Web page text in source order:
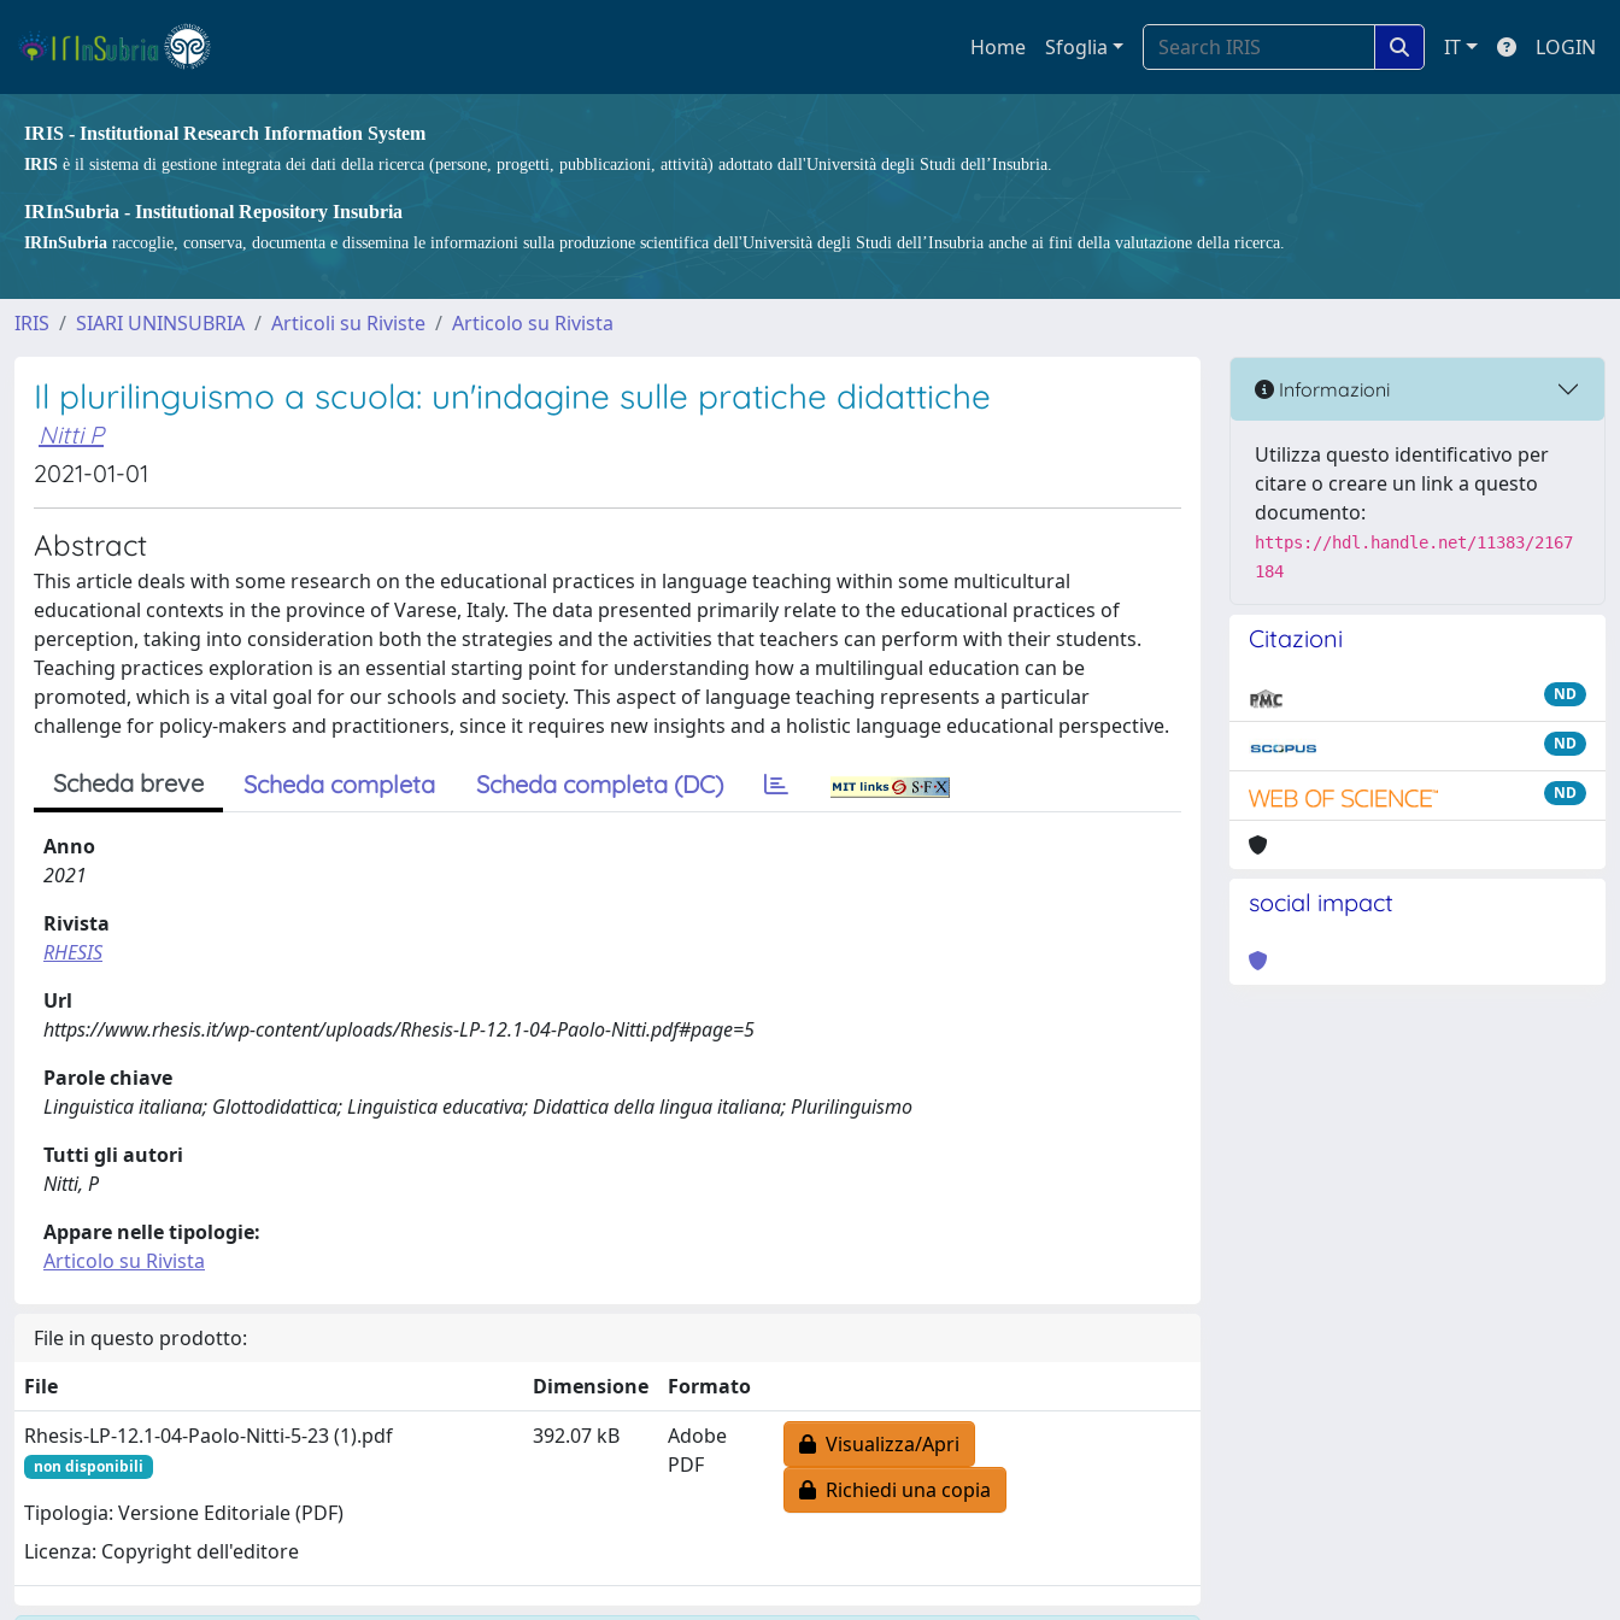
Home Sfoglia IT LOGIN
IRIS - Institutional Research Information System
IRIS è il sistema di gestione integrata dei dati della ricerca (persone, progetti, pubblicazioni, attività) adottato dall'Università degli Studi dell’Insubria.
IRInSubria - Institutional Repository Insubria
IRInSubria raccoglie, conserva, documenta e dissemina le informazioni sulla produzione scientifica dell'Università degli Studi dell’Insubria anche ai fini della valutazione della ricerca.
IRIS SIARI UNINSUBRIA Articoli su Riviste Articolo su Rivista
Il plurilinguismo a scuola: un'indagine sulle pratiche didattiche
Nitti P
2021-01-01
Abstract
This article deals with some research on the educational practices in language teaching within some multicultural
educational contexts in the province of Varese, Italy. The data presented primarily relate to the educational practices of
perception, taking into consideration both the strategies and the activities that teachers can perform with their students.
Teaching practices exploration is an essential starting point for understanding how a multilingual education can be
promoted, which is a vital goal for our schools and society. This aspect of language teaching represents a particular
challenge for policy-makers and practitioners, since it requires new insights and a holistic language educational perspective.
Scheda breve Scheda completa Scheda completa (DC)
Anno
2021
Rivista
RHESIS
Url
https://www.rhesis.it/wp-content/uploads/Rhesis-LP-12.1-04-Paolo-Nitti.pdf#page=5
Parole chiave
Linguistica italiana; Glottodidattica; Linguistica educativa; Didattica della lingua italiana; Plurilinguismo
Tutti gli autori
Nitti, P
Appare nelle tipologie:
Articolo su Rivista
File in questo prodotto:
File
Dimensione
Formato
Rhesis-LP-12.1-04-Paolo-Nitti-5-23 (1).pdf
non disponibili
Tipologia: Versione Editoriale (PDF)
Licenza: Copyright dell'editore
392.07 kB
Adobe
PDF
Visualizza/Apri
Richiedi una copia
Informazioni
Utilizza questo identificativo per
citare o creare un link a questo
documento:
https://hdl.handle.net/11383/2167
184
Citazioni
ND
ND
ND
social impact